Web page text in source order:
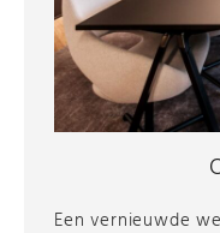
Een vernieuwde